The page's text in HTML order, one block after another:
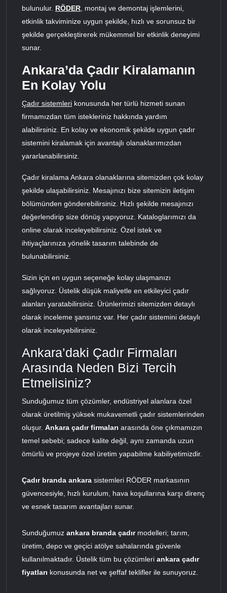
bulunulur. RÖDER, montaj ve demontaj işlemlerini,
etkinlik takviminize uygun şekilde, hızlı ve sorunsuz bir
şekilde gerçekleştirerek mükemmel bir etkinlik deneyimi
sunar.
Ankara’da Çadır Kiralamanın
En Kolay Yolu
Çadır sistemleri konusunda her türlü hizmeti sunan
firmamızdan tüm istekleriniz hakkında yardım
alabilirsiniz. En kolay ve ekonomik şekilde uygun çadır
sistemini kiralamak için avantajlı olanaklarımızdan
yararlanabilirsiniz.
Çadır kiralama Ankara olanaklarına sitemizden çok kolay
şekilde ulaşabilirsiniz. Mesajınızı bize sitemizin iletişim
bölümünden gönderebilirsiniz. Hızlı şekilde mesajınızı
değerlendirip size dönüş yapıyoruz. Kataloglarımızı da
online olarak inceleyebilirsiniz. Özel istek ve
ihtiyaçlarınıza yönelik tasarım talebinde de
bulunabilirsiniz.
Sizin için en uygun seçeneğe kolay ulaşmanızı
sağlıyoruz. Üstelik düşük maliyetle en etkileyici çadır
alanları yaratabilirsiniz. Ürünlerimizi sitemizden detaylı
olarak inceleme şansınız var. Her çadır sistemini detaylı
olarak inceleyebilirsiniz.
Ankara’daki Çadır Firmaları
Arasında Neden Bizi Tercih
Etmelisiniz?
Sunduğumuz tüm çözümler, endüstriyel alanlara özel
olarak üretilmiş yüksek mukavemetli çadır sistemlerinden
oluşur. Ankara çadır firmaları arasında öne çıkmamızın
temel sebebi; sadece kalite değil, aynı zamanda uzun
ömürlü ve projeye özel üretim yapabilme kabiliyetimizdir.
Çadır branda ankara sistemleri RÖDER markasının
güvencesiyle, hızlı kurulum, hava koşullarına karşı direnç
ve esnek tasarım avantajları sunar.
Sunduğumuz ankara branda çadır modelleri; tarım,
üretim, depo ve geçici atölye sahalarında güvenle
kullanılmaktadır. Üstelik tüm bu çözümleri ankara çadır
fiyatları konusunda net ve şeffaf teklifler ile sunuyoruz.